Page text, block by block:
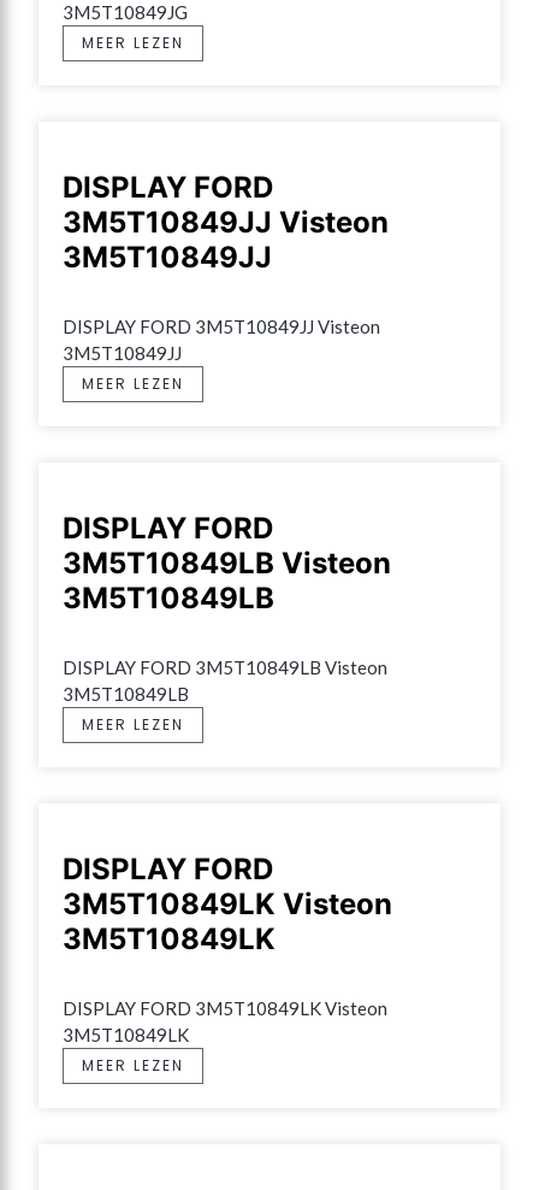
3M5T10849JG
MEER LEZEN
DISPLAY FORD
3M5T10849JJ Visteon
3M5T10849JJ
DISPLAY FORD 3M5T10849JJ Visteon
3M5T10849JJ
MEER LEZEN
DISPLAY FORD
3M5T10849LB Visteon
3M5T10849LB
DISPLAY FORD 3M5T10849LB Visteon
3M5T10849LB
MEER LEZEN
DISPLAY FORD
3M5T10849LK Visteon
3M5T10849LK
DISPLAY FORD 3M5T10849LK Visteon
3M5T10849LK
MEER LEZEN